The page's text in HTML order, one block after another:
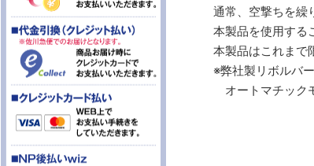
通常、空撃ちを繰
本製品を使用する
本製品はこれまで
※弊社製リボルバ
オートマチック